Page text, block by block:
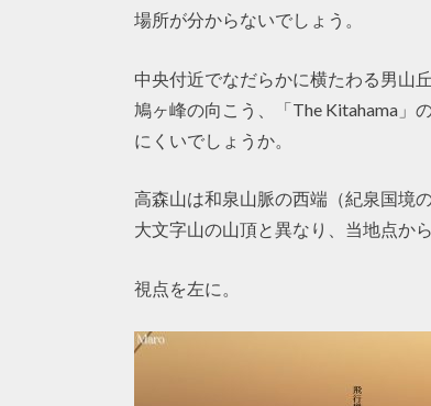
場所が分からないでしょう。
中央付近でなだらかに横たわる男山
鳩ヶ峰の向こう、「The Kitahama」
にくいでしょうか。
高森山は和泉山脈の西端（紀泉国境
大文字山の山頂と異なり、当地点か
視点を左に。